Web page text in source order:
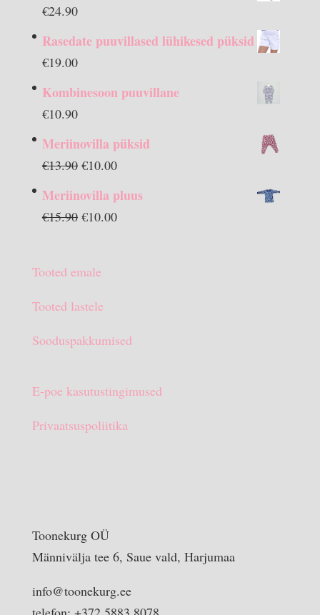
€24.90
Rasedate puuvillased lühikesed püksid
€19.00
Kombinesoon puuvillane
€10.90
Meriinovilla püksid
€13.90 Algne
€10.00Praegune
on:
Meriinovilla pluus
€15.90 Algne
€15.90.
€10.00Praegune
Tooted emale
Tooted lastele
Sooduspakkumised
E-poe kasutustingimused
Privaatsuspoliitika
Toonekurg OÜ
Männivälja tee 6, Saue vald, Harjumaa
info@toonekurg.ee